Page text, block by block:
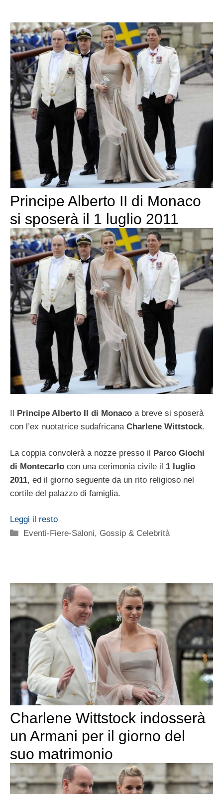
Principe Alberto II di Monaco
si sposerà il 1 luglio 2011
Principe Alberto II di Monaco a breve si sposerà
con l’ex nuotatrice sudafricanaCharlene Wittstock.
La coppia convolerà a nozze presso il Parco Giochi
di Montecarlo con una cerimonia civile il 1 luglio
2011, ed il giorno seguente da un rito religioso nel
cortile del palazzo di famiglia.
Leggi il resto
Categorie
Eventi-Fiere-Saloni, Gossip & Celebrità
Charlene Wittstock indosserà
un Armani per il giorno del
suo matrimonio